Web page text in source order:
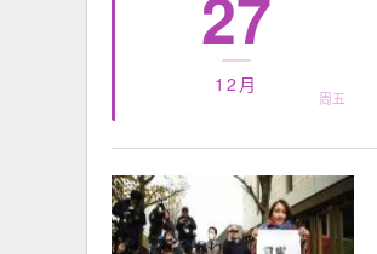
12月
周五
思想聚焦